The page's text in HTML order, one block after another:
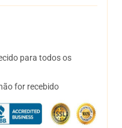
para todos os
for recebido